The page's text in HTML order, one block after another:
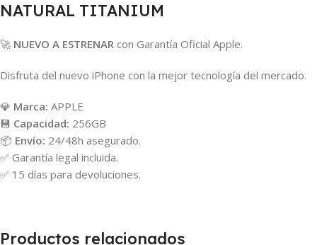
NATURAL TITANIUM
🚀 NUEVO A ESTRENAR con Garantía Oficial Apple.
Disfruta del nuevo iPhone con la mejor tecnología del mercado.
💎 Marca: APPLE
💾 Capacidad: 256GB
📦 Envío: 24/48h asegurado.
✅ Garantía legal incluida.
✅ 15 días para devoluciones.
Productos relacionados